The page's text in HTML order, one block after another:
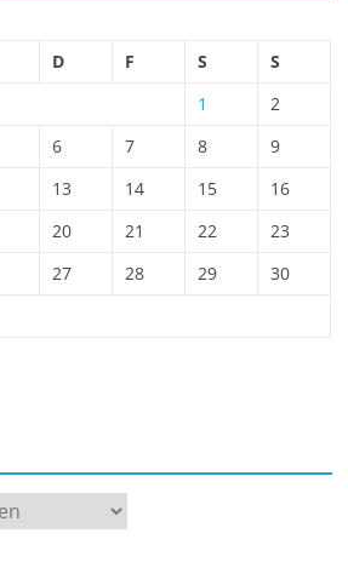
D F S
S
1
2
6 7 8
9
13 14 15
16
20 21 22
23
27 28 29
30